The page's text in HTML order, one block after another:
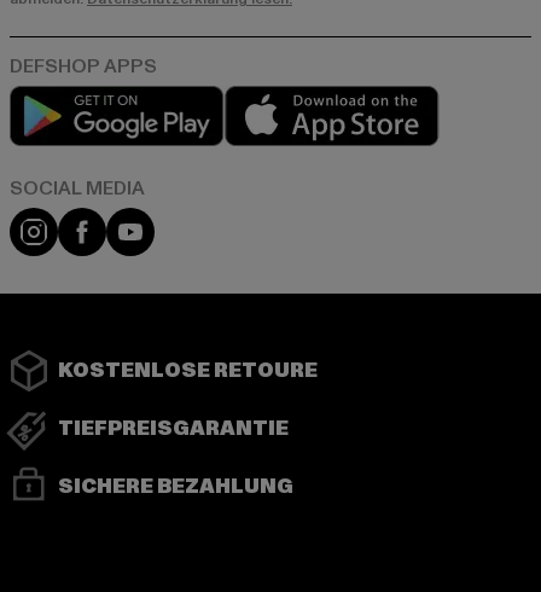
Play market
Instagram
FacebookYouTube
KOSTENLOSE RETOURE
TIEFPREISGARANTIE
SICHERE BEZAHLUNG